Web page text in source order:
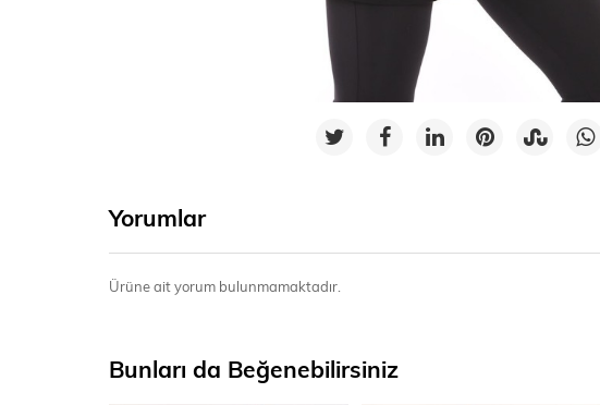
Yorumlar
Ürüne ait yorum bulunmamaktadır.
Bunları da Beğenebilirsiniz